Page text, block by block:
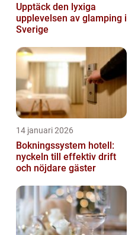
Upptäck den lyxiga
upplevelsen av glamping i
Sverige
14 januari 2026
Bokningssystem hotell:
nyckeln till effektiv drift
och nöjdare gäster